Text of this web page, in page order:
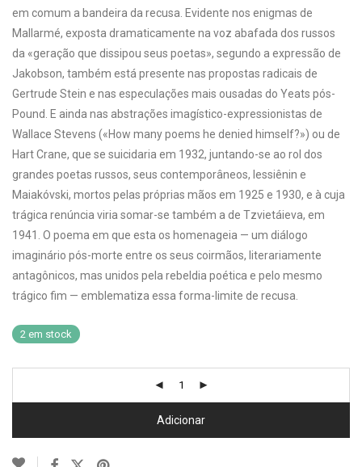
em comum a bandeira da recusa. Evidente nos enigmas de
Mallarmé, exposta dramaticamente na voz abafada dos russos
da «geração que dissipou seus poetas», segundo a expressão de
Jakobson, também está presente nas propostas radicais de
Gertrude Stein e nas especulações mais ousadas do Yeats pós-
Pound. E ainda nas abstrações imagístico-expressionistas de
Wallace Stevens («How many poems he denied himself?») ou de
Hart Crane, que se suicidaria em 1932, juntando-se ao rol dos
grandes poetas russos, seus contemporâneos, Iessiênin e
Maiakóvski, mortos pelas próprias mãos em 1925 e 1930, e à cuja
trágica renúncia viria somar-se também a de Tzvietáieva, em
1941. O poema em que esta os homenageia — um diálogo
imaginário pós-morte entre os seus coirmãos, literariamente
antagônicos, mas unidos pela rebeldia poética e pelo mesmo
trágico fim — emblematiza essa forma-limite de recusa.
2 em stock
Adicionar